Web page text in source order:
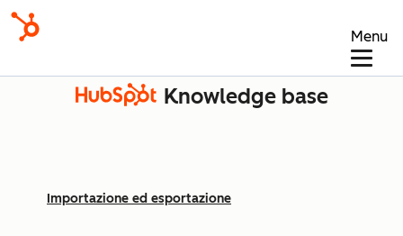
Menu
Knowledge base
Importazione ed esportazione